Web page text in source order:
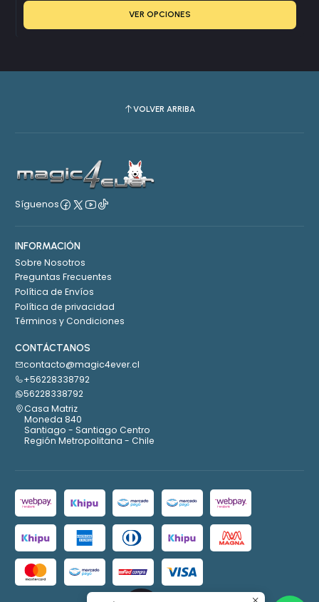
VER OPCIONES
VOLVER ARRIBA
Síguenos
INFORMACIÓN
Sobre Nosotros
Preguntas Frecuentes
Política de Envíos
Política de privacidad
Términos y Condiciones
CONTÁCTANOS
contacto@magic4ever.cl
+56228338792
56228338792
Casa Matriz
Moneda 840
Santiago - Santiago Centro
Región Metropolitana - Chile